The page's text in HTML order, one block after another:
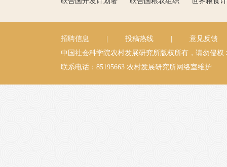
招聘信息 投稿热线
意见反馈
中国社会科学院农村发展研究所版权所有，请勿侵权
联系电话：85195663 农村发展研究所网络室维护